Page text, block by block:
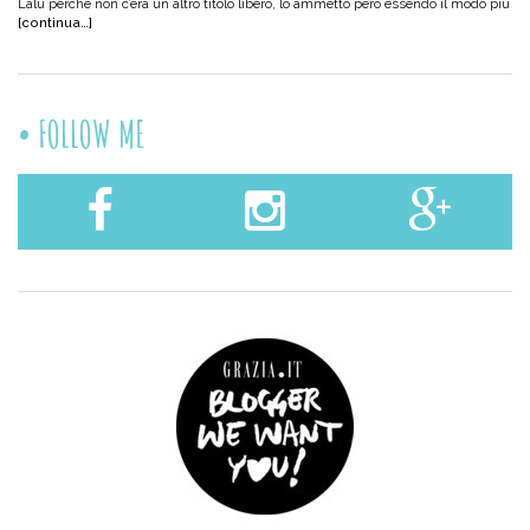
Lalu perché non c’era un altro titolo libero, lo ammetto però essendo il modo più
[continua…]
FOLLOW ME